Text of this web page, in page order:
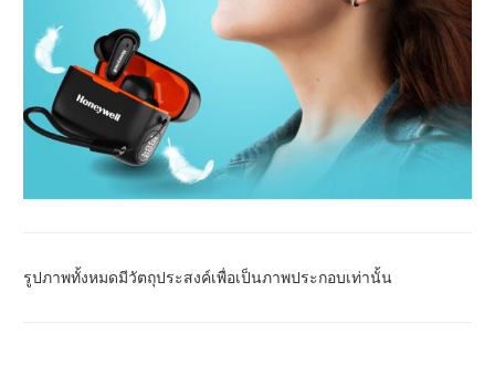
รูปภาพทั้งหมดมีวัตถุประสงค์เพื่อเป็นภาพประกอบเท่านั้น